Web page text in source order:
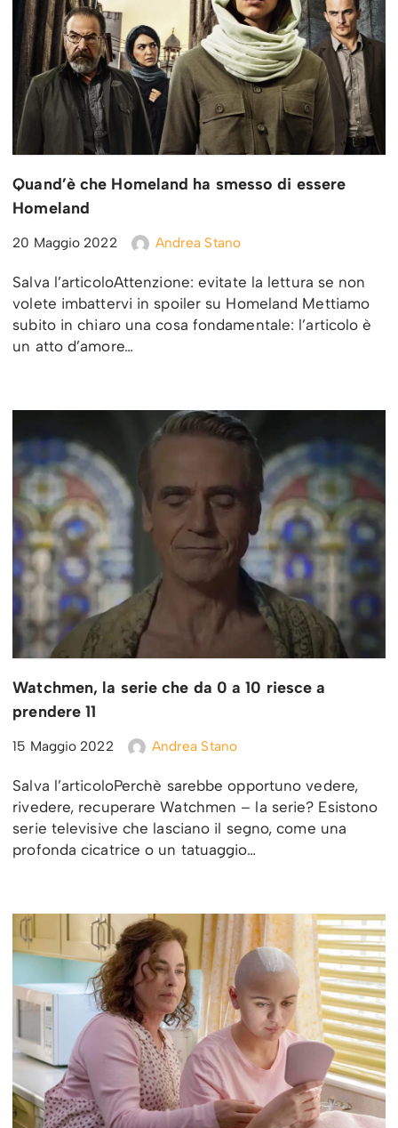
Quand’è che Homeland ha smesso di essere
Homeland
20 Maggio 2022 Andrea Stano
Salva l’articoloAttenzione: evitate la lettura se non
volete imbattervi in spoiler su Homeland Mettiamo
subito in chiaro una cosa fondamentale: l’articolo è
un atto d’amore…
Watchmen, la serie che da 0 a 10 riesce a
prendere 11
15 Maggio 2022 Andrea Stano
Salva l’articoloPerchè sarebbe opportuno vedere,
rivedere, recuperare Watchmen – la serie? Esistono
serie televisive che lasciano il segno, come una
profonda cicatrice o un tatuaggio…